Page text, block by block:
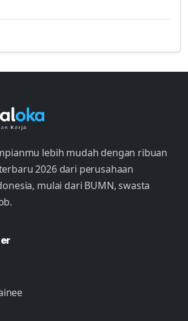
lebih mudah dengan ribuan
2026 dari perusahaan
mulai dari BUMN, swasta